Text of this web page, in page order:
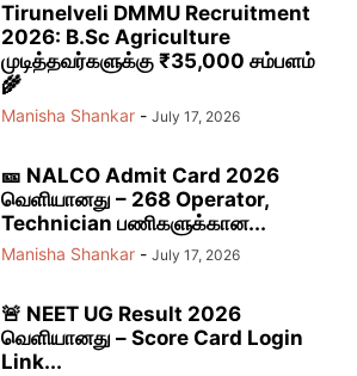
Tirunelveli DMMU Recruitment
2026: B.Sc Agriculture
முடித்தவர்களுக்கு ₹35,000 சம்பளம்
🌾
Manisha Shankar - July 17, 2026
🎫 NALCO Admit Card 2026
வெளியானது – 268 Operator,
Technician பணிகளுக்கான...
Manisha Shankar - July 17, 2026
🚨 NEET UG Result 2026
வெளியானது – Score Card Login
Link...